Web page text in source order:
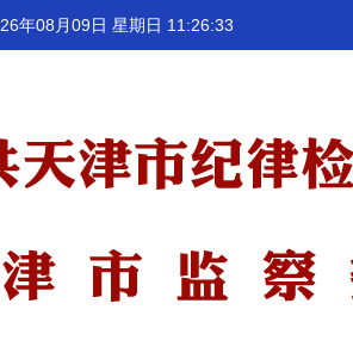
年08月09日 星期日 11:26:33